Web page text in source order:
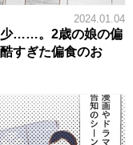
2024.01.04
少……。2歳の娘の偏
すぎた偏食のお